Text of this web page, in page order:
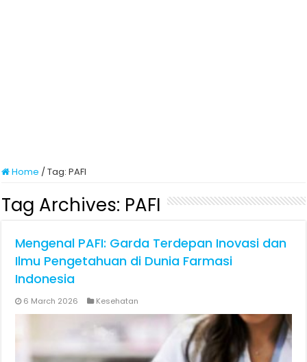
Home /Tag:PAFI
Tag Archives: PAFI
Mengenal PAFI: Garda Terdepan Inovasi dan
Ilmu Pengetahuan di Dunia Farmasi
Indonesia
6 March 2026 Kesehatan